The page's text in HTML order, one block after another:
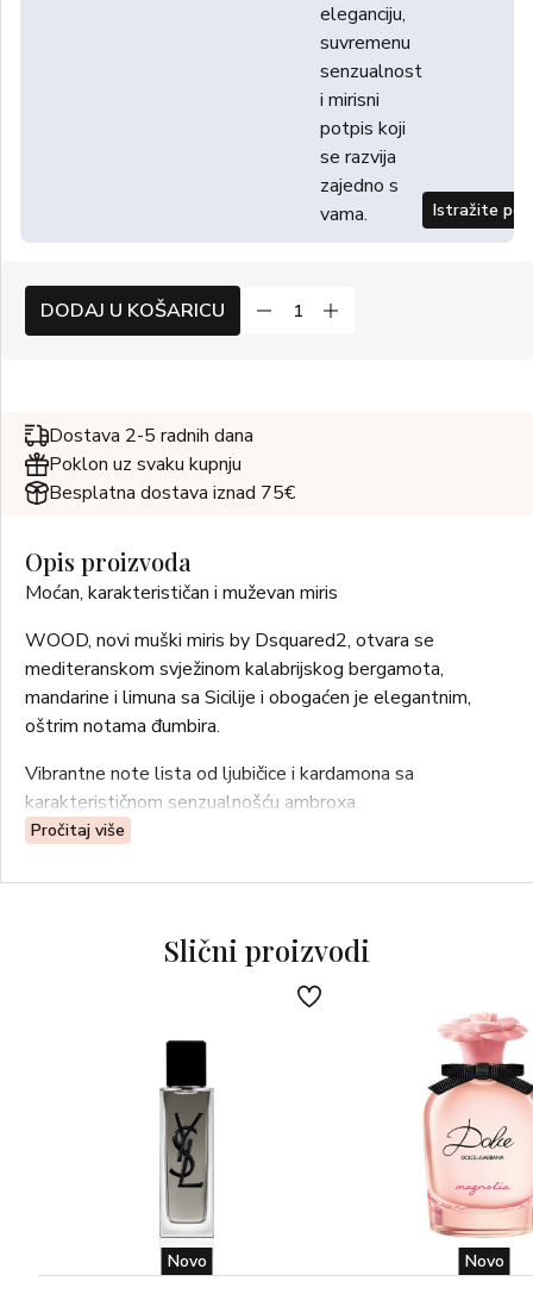
eleganciju,
suvremenu
senzualnost
i mirisni
potpis koji
se razvija
zajedno s
vama.
Istražite
DODAJ U KOŠARICU
Dostava 2-5 radnih dana
Poklon uz svaku kupnju
Besplatna dostava iznad 75€
Opis proizvoda
Moćan, karakterističan i muževan miris
WOOD, novi muški miris by Dsquared2, otvara se
mediteranskom svježinom kalabrijskog bergamota,
mandarine i limuna sa Sicilije i obogaćen je elegantnim,
oštrim notama đumbira.
Vibrantne note lista od ljubičice i kardamona sa
karakterističnom senzualnošću ambroxa.
Moderan spoj bijelog drveća donosi svjetlost dubini i
elegantan karakter vetivera
Pročitaj više
Slični proizvodi
Novo Novo